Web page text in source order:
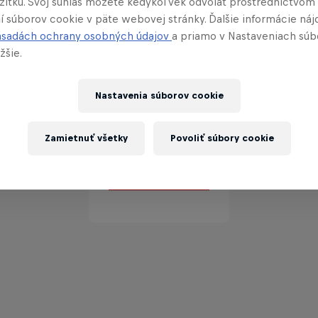
Partneri
súborov cookie v päte webovej stránky. Ďalšie informácie
ochrany osobných údajov a priamo v Nastaveniach
Nastavenia súborov cookie
Zamietnuť všetky Povoliť súbory cookie